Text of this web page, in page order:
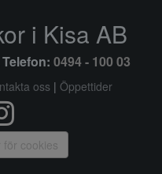
i Kisa AB
0494 - 100 03
oss | Öppettider
för cookies